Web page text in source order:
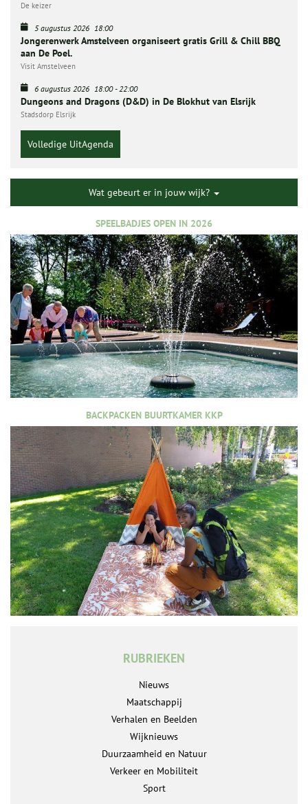
De keizer
5 augustus 2026 18:00
Jongerenwerk Amstelveen organiseert gratis Grill & Chill BBQ
aan De Poel.
Visit Amstelveen
6 augustus 2026 18:00-22:00
Dungeons and Dragons (D&D) in De Blokhut van Elsrijk
Stadsdorp Elsrijk
Volledige UitAgenda
Wat gebeurt er in jouw wijk?
SPEELBADJES OPEN IN 2026
BACKPACKEN BUURTKAMER KKP
RUBRIEKEN
Nieuws
Maatschappij
Verhalen en Beelden
Wijknieuws
Duurzaamheid en Natuur
Verkeer en Mobiliteit
Sport